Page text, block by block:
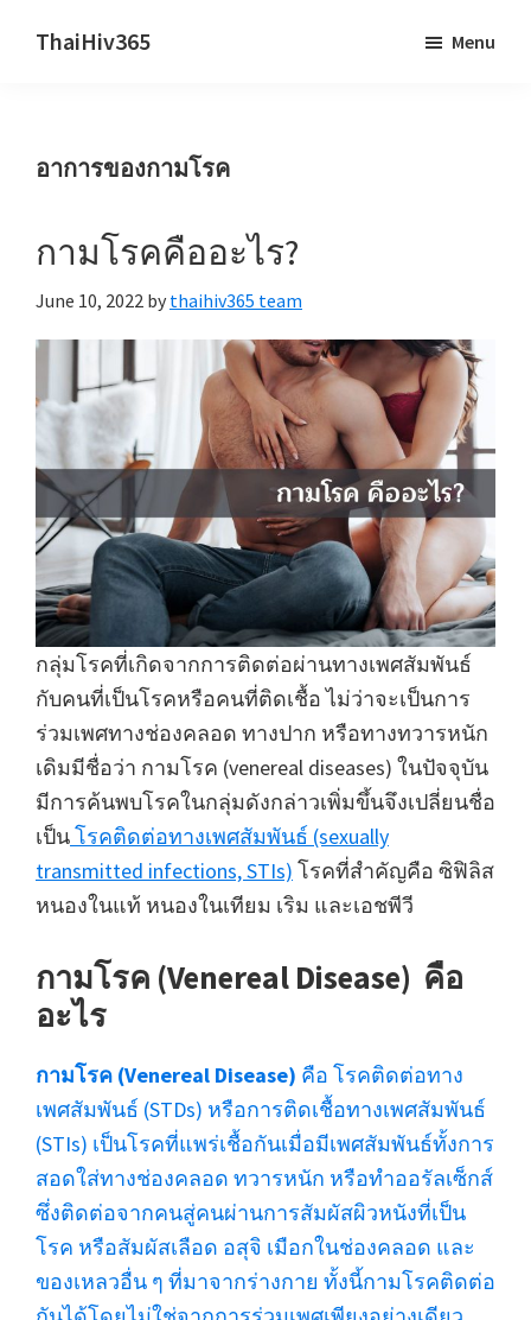
ThaiHiv365
behind.
Menu
อาการของกามโรค
กามโรคคืออะไร?
June 10, 2022 by thaihiv365 team
กลุ่มโรคที่เกิดจากการติดต่อผ่านทางเพศสัมพันธ์
กับคนที่เป็นโรคหรือคนที่ติดเชื้อ ไม่ว่าจะเป็นการ
ร่วมเพศทางช่องคลอด ทางปาก หรือทางทวารหนัก
เดิมมีชื่อว่า กามโรค (venereal diseases) ในปัจจุบัน
มีการค้นพบโรคในกลุ่มดังกล่าวเพิ่มขึ้นจึงเปลี่ยนชื่อ
เป็นโรคติดต่อทางเพศสัมพันธ์ (sexually
transmitted infections, STIs) โรคที่สำคัญคือ ซิฟิลิส
หนองในแท้ หนองในเทียม เริม และเอชพีวี
กามโรค (Venereal Disease) คือ
อะไร
กามโรค (Venereal Disease) คือ โรคติดต่อทาง
เพศสัมพันธ์ (STDs) หรือการติดเชื้อทางเพศสัมพันธ์
(STIs) เป็นโรคที่แพร่เชื้อกันเมื่อมีเพศสัมพันธ์ทั้งการ
สอดใส่ทางช่องคลอด ทวารหนัก หรือทำออรัลเซ็กส์
ซึ่งติดต่อจากคนสู่คนผ่านการสัมผัสผิวหนังที่เป็น
โรค หรือสัมผัสเลือด อสุจิ เมือกในช่องคลอด และ
ของเหลวอื่น ๆ ที่มาจากร่างกาย ทั้งนี้กามโรคติดต่อ